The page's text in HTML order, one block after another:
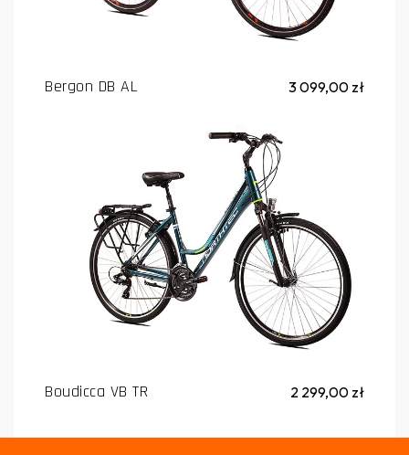
Bergon DB AL 3 099,00 zł
Boudicca VB TR 2 299,00 zł